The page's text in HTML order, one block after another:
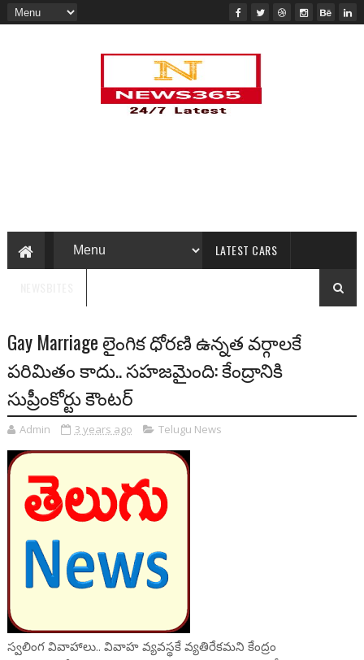
LATEST CARS
Gay Marriage లైంగిక ధోరణి ఉన్నత వర్గాలకే
పరిమితం కాదు.. సహజమైంది: కేంద్రానికి
సుప్రీంకోర్టు కౌంటర్
Admin 3 years ago Telugu News
స్వలింగ వివాహాలు.. వివాహ వ్యవస్థకే వ్యతిరేకమని కేంద్రం